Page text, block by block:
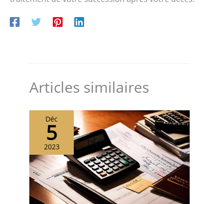
Articles similaires
Déc
5
2023